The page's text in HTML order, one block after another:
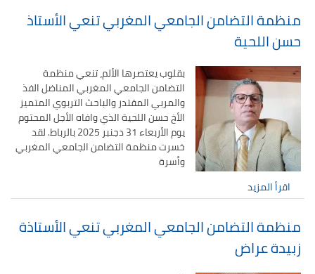
منظمة التضامن الجامعي المغربي تنعي الأستاذ
حسن اللحية
بقلوب يعتصرها الألم، تنعي منظمة
التضامن الجامعي المغربي المناضل الفذ
والمربي المقتدر والباحث التربوي المتميز
الأخ حسن اللحية الذي وافاه الأجل المحتوم
يوم الأربعاء 31 دجنبر 2025 بالرباط. لقد
خسرت منظمة التضامن الجامعي المغربي
وأسرة
اقرأ المزيد
منظمة التضامن الجامعي المغربي تنعي الأستاذة
زبيدة عراض